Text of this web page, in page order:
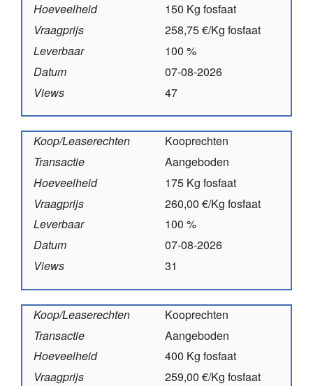
Hoeveelheid
150 Kg fosfaat
Vraagprijs
258,75 €/Kg fosfaat
Leverbaar
100 %
Datum
07-08-2026
Views
47
Koop/Leaserechten
Kooprechten
Transactie
Aangeboden
Hoeveelheid
175 Kg fosfaat
Vraagprijs
260,00 €/Kg fosfaat
Leverbaar
100 %
Datum
07-08-2026
Views
31
Koop/Leaserechten
Kooprechten
Transactie
Aangeboden
Hoeveelheid
400 Kg fosfaat
Vraagprijs
259,00 €/Kg fosfaat